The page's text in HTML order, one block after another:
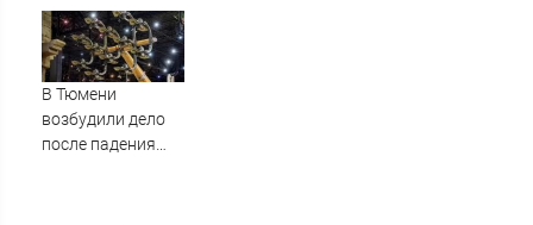
связанных с ОПК
России
В Тюмени
возбудили дело
после падения